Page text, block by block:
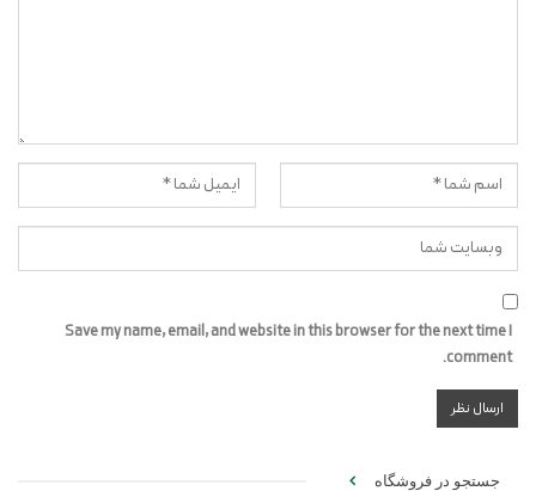
Save my name, email, and website in this browser for the next time I
comment.
جستجو در فروشگاه